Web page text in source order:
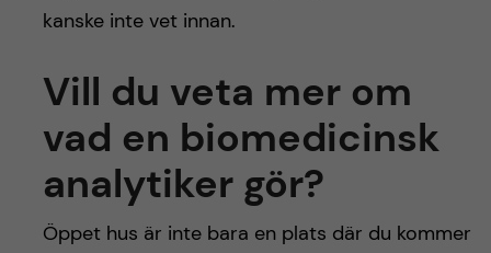
kanske inte vet innan.
Vill du veta mer om
vad en biomedicinsk
analytiker gör?
Öppet hus är inte bara en plats där du kommer